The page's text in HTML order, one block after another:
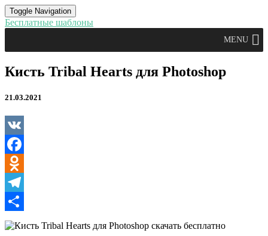
Toggle Navigation
Бесплатные шаблоны
MENU
Кисть
Tribal
для
Кисть Tribal Hearts для Photoshop
21.03.2021
VK
Facebook
Odnoklassniki
Telegram
Отправить